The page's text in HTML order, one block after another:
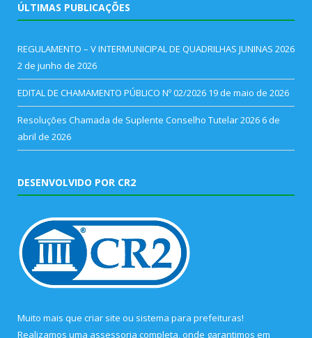
ÚLTIMAS PUBLICAÇÕES
REGULAMENTO – V INTERMUNICIPAL DE QUADRILHAS JUNINAS 2026
2 de junho de 2026
EDITAL DE CHAMAMENTO PÚBLICO Nº 02/2026 19 de maio de 2026
Resoluções Chamada de Suplente Conselho Tutelar 2026 6 de
abril de 2026
DESENVOLVIDO POR CR2
Muito mais que criar site ou sistema para prefeituras!
Realizamos uma assessoria completa, onde garantimos em